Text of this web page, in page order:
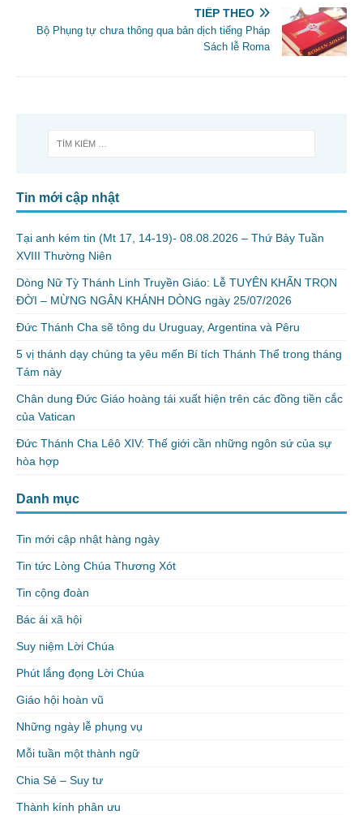
TIẾP THEO
Bộ Phụng tự chưa thông qua bản dịch tiếng Pháp
Sách lễ Roma
Tin mới cập nhật
Tại anh kém tin (Mt 17, 14-19)- 08.08.2026 – Thứ Bảy Tuần
XVIII Thường Niên
Dòng Nữ Tỳ Thánh Linh Truyền Giáo: Lễ TUYÊN KHẤN TRỌN
ĐỜI – MỪNG NGÂN KHÁNH DÒNG ngày 25/07/2026
Đức Thánh Cha sẽ tông du Uruguay, Argentina và Pêru
5 vị thánh dạy chúng ta yêu mến Bí tích Thánh Thể trong tháng
Tám này
Chân dung Đức Giáo hoàng tái xuất hiện trên các đồng tiền cắc
của Vatican
Đức Thánh Cha Lêô XIV: Thế giới cần những ngôn sứ của sự
hòa hợp
Danh mục
Tin mới cập nhật hàng ngày
Tin tức Lòng Chúa Thương Xót
Tin cộng đoàn
Bác ái xã hội
Suy niệm Lời Chúa
Phút lắng đọng Lời Chúa
Giáo hội hoàn vũ
Những ngày lễ phụng vụ
Mỗi tuần một thành ngữ
Chia Sẻ – Suy tư
Thành kính phân ưu